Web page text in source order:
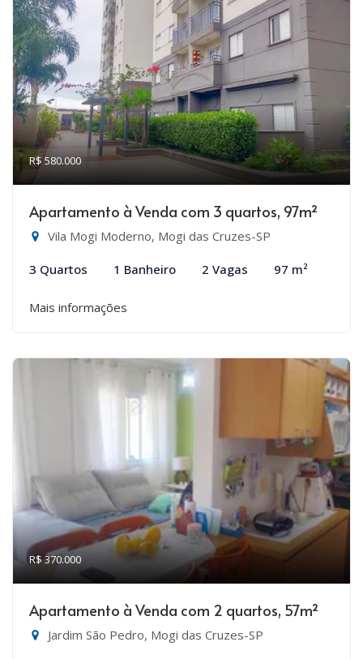
R$ 580.000
Apartamento à Venda com 3 quartos, 97m²
Vila Mogi Moderno, Mogi das Cruzes-SP
3 Quartos 1 Banheiro 2 Vagas 97 m²
Mais informações
R$ 370.000
Apartamento à Venda com 2 quartos, 57m²
Jardim São Pedro, Mogi das Cruzes-SP